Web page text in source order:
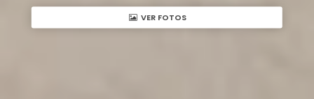
VER FOTOS